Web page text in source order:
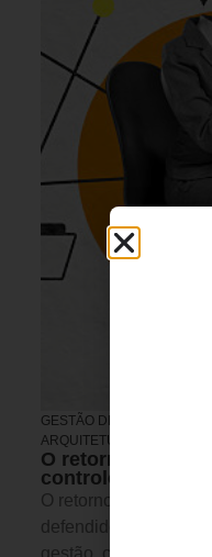
GESTÃO DE PESSOAS &
ARQUITETURA DE
O retorno ao
controle
O retorno obrigatório
defendido como uma